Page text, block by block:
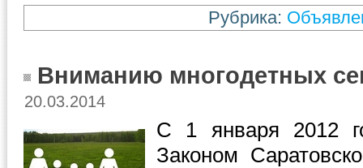
Рубрика:
Вниманию многодетных
20.03.2014
С 1 января 2012
Законом